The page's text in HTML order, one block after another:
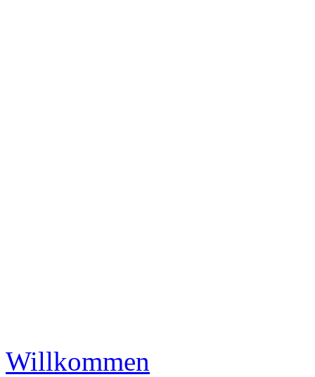
Willkommen